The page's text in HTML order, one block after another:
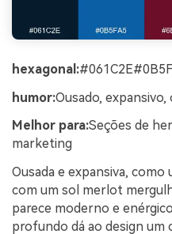
hexagonal:
humor:Ousado,
Melhor para:Seções de
marketing
Ousada e expansiva,
com um sol merlot
parece moderno e
profundo dá ao design um